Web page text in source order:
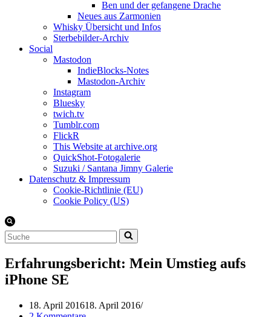
Ben und der gefangene Drache
Neues aus Zarmonien
Whisky Übersicht und Infos
Sterbebilder-Archiv
Social
Mastodon
IndieBlocks-Notes
Mastodon-Archiv
Instagram
Bluesky
twich.tv
Tumblr.com
FlickR
This Website at archive.org
QuickShot-Fotogalerie
Suzuki / Santana Jimny Galerie
Datenschutz & Impressum
Cookie-Richtlinie (EU)
Cookie Policy (US)
Suchen
nach …
Erfahrungsbericht: Mein Umstieg aufs
iPhone SE
18. April 201618. April 2016